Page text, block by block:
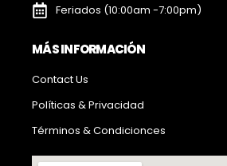
Feriados (10:00am -7:00pm)
MÁS INFORMACIÓN
Contact Us
Políticas & Privacidad
Términos & Condicionces